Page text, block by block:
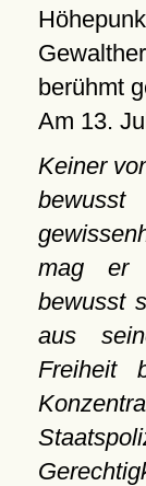
berühmt
Am 13.
Keiner
mag er
bewusst
aus
Freiheit